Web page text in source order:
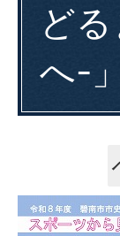
ど
へ-」